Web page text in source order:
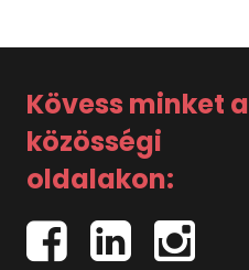
Kövess minket a
közösségi
oldalakon: